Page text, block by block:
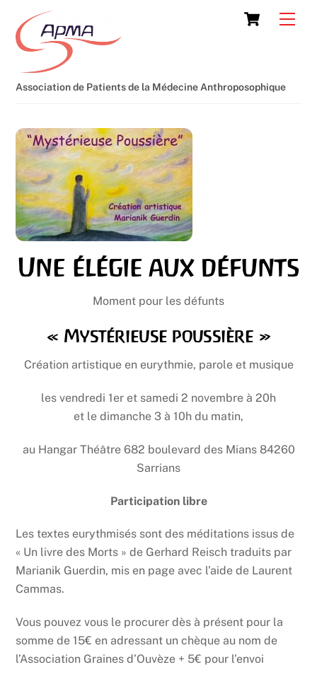
content
Cart
Association de Patients de la Médecine Anthroposophique
Une élégie aux défunts
Moment pour les défunts
« Mystérieuse poussière »
Création artistique en eurythmie, parole et musique
les vendredi 1er et samedi 2 novembre à 20h
et le dimanche 3 à 10h du matin,
au Hangar Théâtre 682 boulevard des Mians 84260
Sarrians
Participation libre
Les textes eurythmisés sont des méditations issus de
« Un livre des Morts » de Gerhard Reisch traduits par
Marianik Guerdin, mis en page avec l’aide de Laurent
Cammas.
Vous pouvez vous le procurer dès à présent pour la
somme de 15€ en adressant un chèque au nom de
l’Association Graines d’Ouvèze + 5€ pour l’envoi